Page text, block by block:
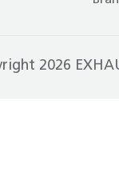
2026